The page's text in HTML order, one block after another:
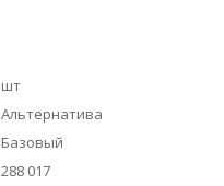
шт
Альтернатива
Базовый
288 017